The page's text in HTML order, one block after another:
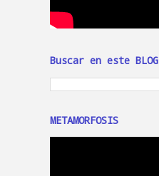
Buscar en este BLOG
METAMORFOSIS